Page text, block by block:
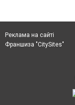
Реклама на сайті
Франшиза "CitySites"